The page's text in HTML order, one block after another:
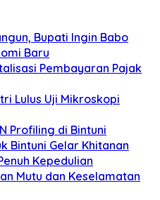
Bupati Ingin Babo
Baru
Pembayaran Pajak
Lulus Uji Mikroskopi
Profiling di Bintuni
Bintuni Gelar Khitanan
Kepedulian
Mutu dan Keselamatan